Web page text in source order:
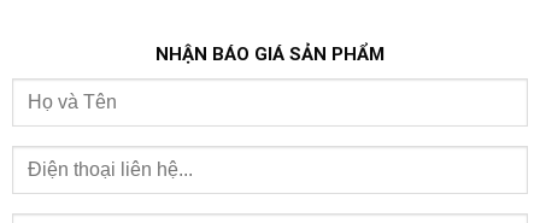
NHẬN BÁO GIÁ SẢN PHẨM